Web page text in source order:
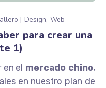
Design Web
para crear una
1)
en el mercado chino,
en nuestro plan de